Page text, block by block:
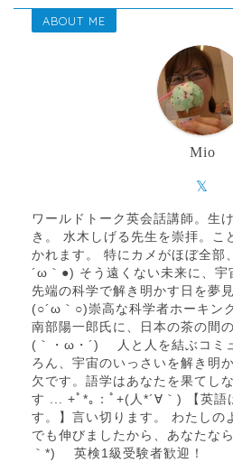
ABOUT ME
Mio
ワールドトーク英会話講師。生
き。 水木しげる先生を崇拝。こ
かれます。 特にカメがほぼ全部
´ω｀●) そう遠くない未来に、宇
先端の科学で解き明かす日を夢
(○´ω｀○)崇高な科学者ホーキン
南部陽一郎氏に、日本の茶の間
(｀・ω・´)ゝ 人と人を結ぶコミ
ろん、宇宙のいっさいを解き明
欠です。語学はあなたを果てし
す ... +ﾟ*｡：ﾟ+(人*´∀｀) 【英語
す。】言い切ります。 わたしの
でも伸びましたから、あなたな
｀*) 英検1級受験者歓迎！